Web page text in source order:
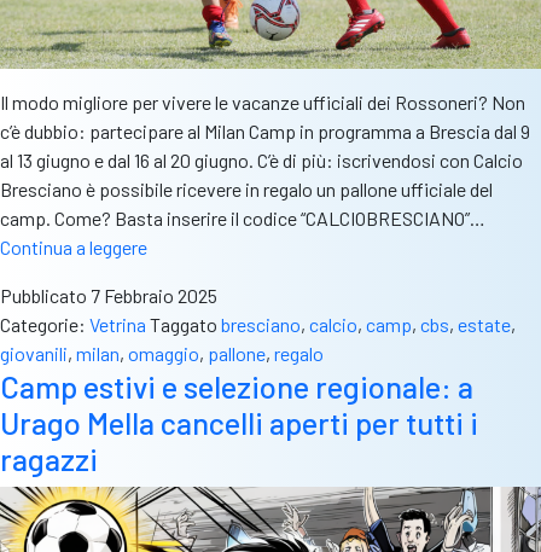
Il modo migliore per vivere le vacanze ufficiali dei Rossoneri? Non
c’è dubbio: partecipare al Milan Camp in programma a Brescia dal 9
al 13 giugno e dal 16 al 20 giugno. C’è di più: iscrivendosi con Calcio
Bresciano è possibile ricevere in regalo un pallone ufficiale del
camp. Come? Basta inserire il codice “CALCIOBRESCIANO”…
Continua a leggereMilan
Junior
Camp
2025.
Iscriviti
con
ottieni
un
Pubblicato 7 Febbraio 2025
Categorie: Vetrina Taggato bresciano, calcio, camp, cbs, estate,
giovanili, milan, omaggio, pallone, regalo
Camp estivi e selezione regionale: a
Urago Mella cancelli aperti per tutti i
ragazzi